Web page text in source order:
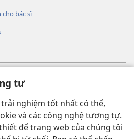
tư
nghiệm tốt nhất có thể,
và các công nghệ tương tự.
để trang web của chúng tôi
bác sĩ
Tháp Canh